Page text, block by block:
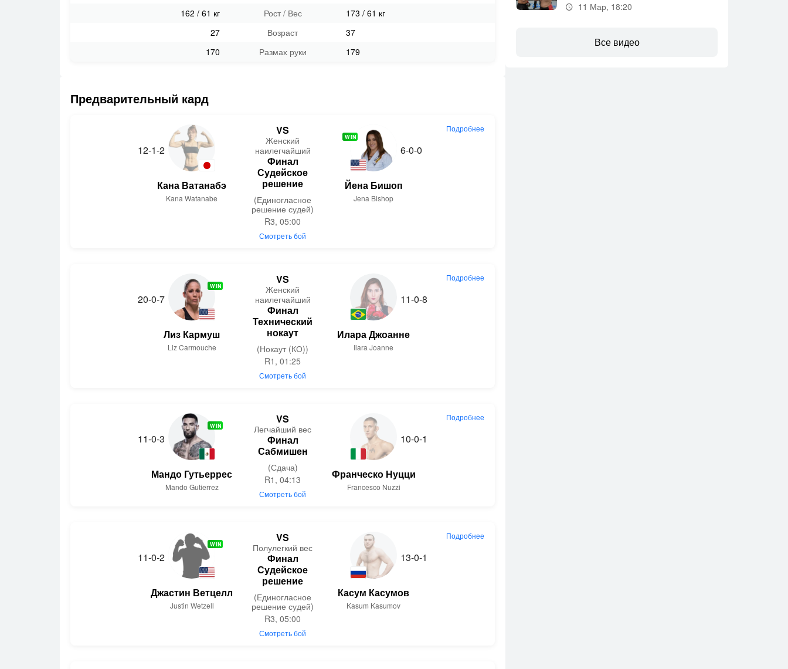
162 / 61 кг
27
170
Рост / Вес
Возраст
Размах руки
173 / 61 кг
37
179
Предварительный кард
12-1-2
Кана Ватанабэ
Kana Watanabe
VS
Женский
наилегчайший
Финал
Судейское
решение
(Единогласное
решение судей)
R3, 05:00
Смотреть бой
6-0-0
WIN
Йена Бишоп
Jena Bishop
Подробнее
20-0-7
WIN
Лиз Кармуш
Liz Carmouche
VS
Женский
наилегчайший
Финал
Технический
нокаут
(Нокаут (КО))
R1, 01:25
Смотреть бой
11-0-8
Илара Джоанне
Ilara Joanne
Подробнее
11-0-3
WIN
Мандо Гутьеррес
Mando Gutierrez
VS
Легчайший вес
Финал
Сабмишен
(Сдача)
R1, 04:13
Смотреть бой
10-0-1
Франческо Нуцци
Francesco Nuzzi
Подробнее
11-0-2
WIN
Джастин Ветцелл
Justin Wetzell
VS
Полулегкий вес
Финал
Судейское
решение
(Единогласное
решение судей)
R3, 05:00
Смотреть бой
13-0-1
Касум Касумов
Kasum Kasumov
Подробнее
11 Мар, 18:20
Все видео